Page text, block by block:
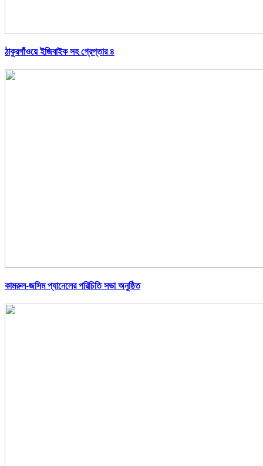
ঠাকুরগাঁওয়ে ইজিবাইক সহ গ্রেপ্তার ৪
কামরুল-জসিম প্যানেলের পরিচিতি সভা অনুষ্ঠিত